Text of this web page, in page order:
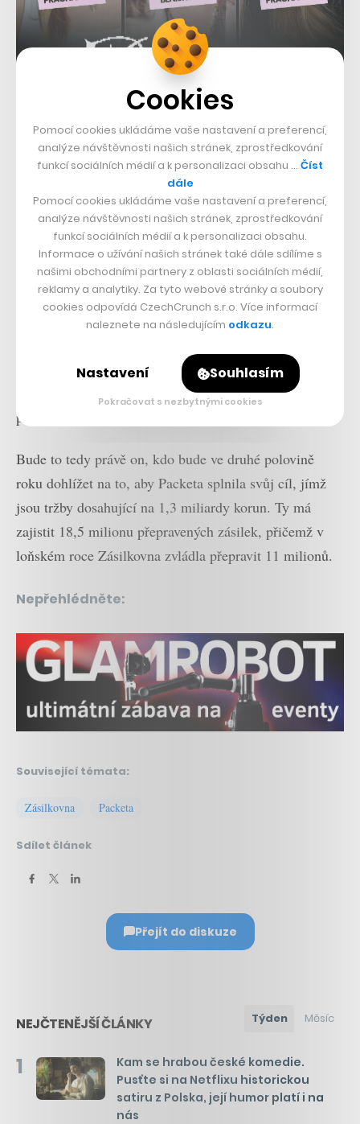
Pod Marešovým vedením vyrostlo DPD jen v Česku za
dvanáct let více než desetinásobně, podařilo se mu
vstoupit na trh B2C a podobné úspěchy si nyní slibuje
také Zásilkovna. Daniel Mareš se jako COO postaví do
nejvyššího vedení skupiny Packeta po bok Simony
hospodářské výsledky firem ze skupiny bude mít na
starost rozvoj služeb v České republice, celé Evropě a
později i dalších zemích.
Bude to tedy právě on, kdo bude ve druhé polovině
roku dohlížet na to, aby Packeta splnila svůj cíl, jímž
jsou tržby dosahující na 1,3 miliardy korun. Ty má
zajistit 18,5 milionu přepravených zásilek, přičemž v
loňském roce Zásilkovna zvládla přepravit 11 milionů.
Nepřehlédněte:
Související témata:
Zásilkovna Packeta
Sdílet článek
Přejít do diskuze
NEJČTENĚJŠÍ ČLÁNKY Týden Měsíc
1
Kam se hrabou české komedie.
Pusťte si na Netflixu historickou
satiru z Polska, její humor platí i na
nás
Cookies
Pomocí cookies ukládáme vaše nastavení a preferencí,
analýze návštěvnosti našich stránek, zprostředkování
funkcí sociálních médií a k personalizaci obsahu … Číst
dále
Pomocí cookies ukládáme vaše nastavení a preferencí,
analýze návštěvnosti našich stránek, zprostředkování
funkcí sociálních médií a k personalizaci obsahu.
Informace o užívání našich stránek také dále sdílíme s
našimi obchodními partnery z oblasti sociálních médií,
reklamy a analytiky. Za tyto webové stránky a soubory
cookies odpovídá CzechCrunch s.r.o. Více informací
naleznete na následujícím odkazu.
Nastavení Souhlasím
Pokračovat s nezbytnými cookies